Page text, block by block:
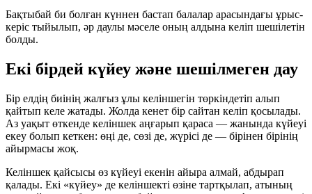
Бақтыбай би болған күннен бастап балалар арасындағы ұрыс-
керіс тыйылып, әр даулы мәселе оның алдына келіп шешілетін
болды.
Екі бірдей күйеу және шешілмеген дау
Бір елдің биінің жалғыз ұлы келіншегін төркіндетіп алып
қайтып келе жатады. Жолда кенет бір сайтан келіп қосылады.
Аз уақыт өткенде келіншек аңғарып қараса — жанында күйеуі
екеу болып кеткен: өңі де, сөзі де, жүрісі де — бірінен бірінің
айырмасы жоқ.
Келіншек қайсысы өз күйеуі екенін айыра алмай, абдырап
қалады. Екі «күйеу» де келіншекті өзіне тартқылап, атының